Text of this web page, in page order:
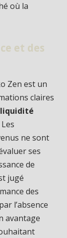
où la
et des
Zen est un
claires
liquidité
ne sont
ses
de
jugé
des
l’absence
avantage